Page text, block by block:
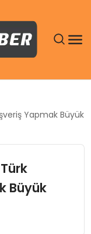
Yapmak Büyük
Büyük